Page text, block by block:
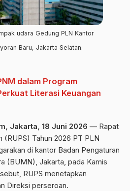
udara Gedung PLN Kantor
Baru, Jakarta Selatan.
dalam Program
Literasi Keuangan
Jakarta, 18 Juni 2026 — Rapat
(RUPS) Tahun 2026 PT PLN
di kantor Badan Pengaturan
(BUMN), Jakarta, pada Kamis
RUPS menetapkan
Direksi perseroan.